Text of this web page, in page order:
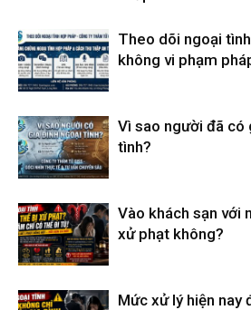
Theo dõi ngoại
không vi phạm
Vì sao người đã có
tình?
Vào khách sạn với
xử phạt không?
Mức xử lý hiện nay